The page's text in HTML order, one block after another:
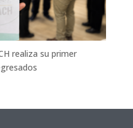
realiza su primer